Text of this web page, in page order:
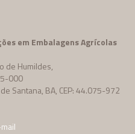
em Embalagens Agrícolas
de Humildes,
000
Santana, BA, CEP: 44.075-972